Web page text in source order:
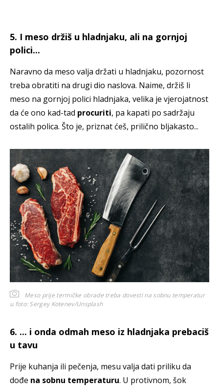
5. I meso držiš u hladnjaku, ali na gornjoj
polici...
Naravno da meso valja držati u hladnjaku, pozornost
treba obratiti na drugi dio naslova. Naime, držiš li
meso na gornjoj polici hladnjaka, velika je vjerojatnost
da će ono kad-tad procuriti, pa kapati po sadržaju
ostalih polica. Što je, priznat ćeš, prilično bljakasto...
Meso prije termičke obrade treba dovesti na sobnu temperatur
u foto: Sergey Kotenev/Unsplash
6. ... i onda odmah meso iz hladnjaka prebaciš
u tavu
Prije kuhanja ili pečenja, mesu valja dati priliku da
dođe na sobnu temperaturu. U protivnom, šok